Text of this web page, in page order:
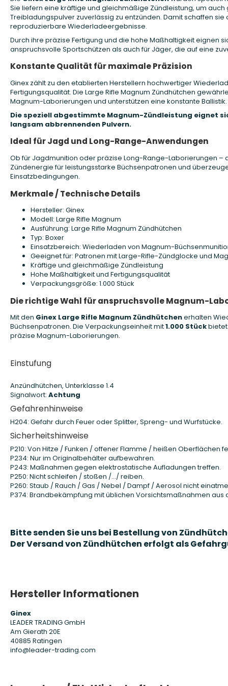
Sie liefern eine kräftige und gleichmäßige Zündleistung, um
Treibladungspulver zuverlässig zu entzünden. Damit schaffen
reproduzierbare Wiederladeergebnisse.
Durch ihre präzise Fertigung und die hohe Maßhaltigkeit eignen
anspruchsvolle Sportschützen als auch für Jäger, die auf eine
Konstante Qualität für maximale Präzision
Ginex zählt zu den etablierten Herstellern hochwertiger
Fertigungsqualität. Die Large Rifle Magnum Zündhütchen
Magnum-Laborierungen und unterstützen eine konstante Ballistik.
Die speziell abgestimmte Magnum-Zündleistung eignet
langsam abbrennenden Pulvern.
Ideal für Jagd und Long-Range-Anwendungen
Ob für Jagdmunition oder präzise Long-Range-Laborierungen –
Zündenergie für leistungsstarke Büchsenpatronen und
Einsatzbedingungen.
Merkmale / Technische Details
Hersteller: Ginex
Modell: Large Rifle Magnum
Ausführung: Large Rifle Magnum Zündhütchen
Typ: Boxer
Einsatzbereich: Wiederladen von Magnum-
Geeignet für: Patronen mit Large-Rifle-Zündglocke und
Kräftige und gleichmäßige Zündleistung
Hohe Maßhaltigkeit und Fertigungsqualität
Verpackungsgröße: 1.000 Stück
Die richtige Wahl für anspruchsvolle Magnum-
Mit den Ginex Large Rifle Magnum Zündhütchenerhalten
Büchsenpatronen. Die Verpackungseinheit mit1.000 Stück
präzise Magnum-Laborierungen.
Einstufung
Anzündhütchen, Unterklasse 1.4
Signalwort: Achtung
Gefahrenhinweise
H204: Gefahr durch Feuer oder Splitter, Spreng- und Wurfstücke.
Sicherheitshinweise
P210: Von Hitze / Funken / offener Flamme / heißen Oberflächen
P234: Nur im Originalbehälter aufbewahren.
P243: Maßnahmen gegen elektrostatische Aufladungen treffen.
P250: Nicht schleifen / stoßen /…/ reiben.
P260: Staub / Rauch / Gas / Nebel / Dampf / Aerosol nicht
P374: Brandbekämpfung mit üblichen Vorsichtsmaßnahmen aus
Bitte senden Sie uns bei Bestellung von
Der Versand von Zündhütchen erfolgt als
Hersteller Informationen
Ginex
LEADER TRADING GmbH
Am Gierath 20E
40885 Ratingen
info@leader-trading.com